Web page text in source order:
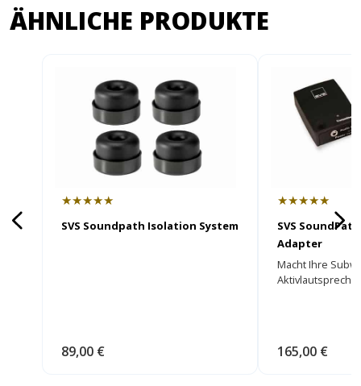
ÄHNLICHE PRODUKTE
★★★★★
SVS Soundpath Isolation System
89,00 €
★★★★★
SVS
Adapter
Macht Ihre
165,00 €